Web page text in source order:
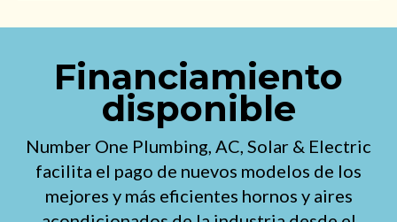
Financiamiento
disponible
Number One Plumbing, AC, Solar & Electric
facilita el pago de nuevos modelos de los
mejores y más eficientes hornos y aires